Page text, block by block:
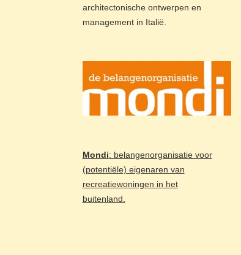
architectonische ontwerpen en
management in Italië.
Mondi: belangenorganisatie voor
(potentiële) eigenaren van
recreatiewoningen in het
buitenland.